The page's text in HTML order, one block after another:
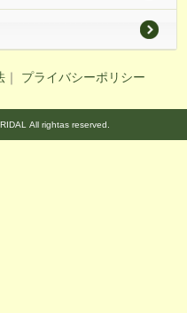
｜ プライバシーポリシー
All rightas reserved.